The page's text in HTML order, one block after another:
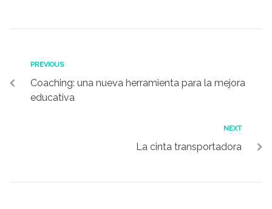
Navegación
de
Previous
PREVIOUS
Coaching: una nueva herramienta para la mejora
educativa
NEXT
La cinta transportadora